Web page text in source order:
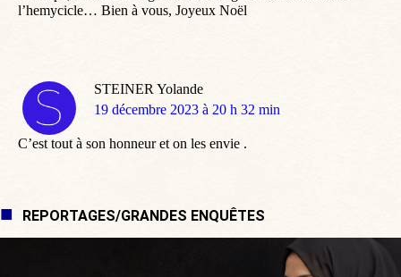
l’hemycicle… Bien à vous, Joyeux Noël
STEINER Yolande
dit
19 décembre 2023 à 20 h 32 min
C’est tout à son honneur et on les envie .
REPORTAGES/GRANDES ENQUÊTES